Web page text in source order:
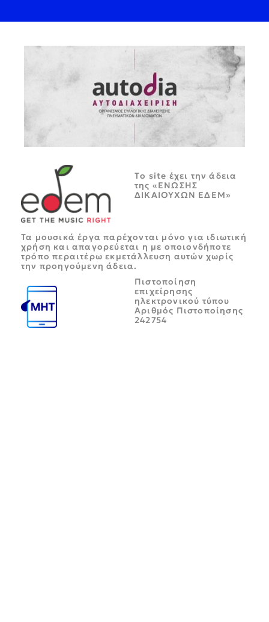
Tο site έχει την άδεια
της «ΕΝΩΣΗΣ
ΔΙΚΑΙΟΥΧΩΝ ΕΔΕΜ»
Τα μουσικά έργα παρέχονται μόνο για ιδιωτική
χρήση και απαγορεύεται η με οποιονδήποτε
τρόπο περαιτέρω εκμετάλλευση αυτών χωρίς
την προηγούμενη άδεια.
Πιστοποίηση
επιχείρησης
ηλεκτρονικού τύπου
Αριθμός Πιστοποίησης
242754